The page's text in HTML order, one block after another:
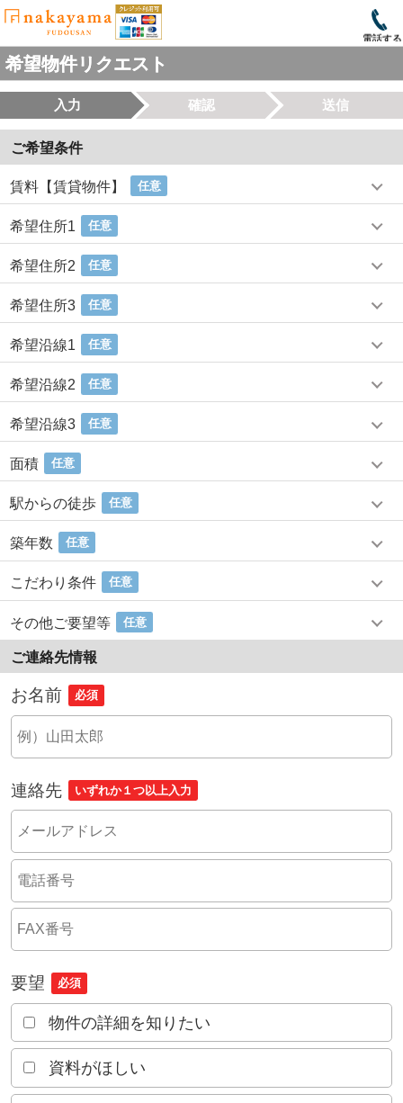
電話する
希望物件リクエスト
入力 確認 送信
ご希望条件
賃料【賃貸物件】 任意
希望住所1 任意
希望住所2 任意
希望住所3 任意
希望沿線1 任意
希望沿線2 任意
希望沿線3 任意
面積 任意
駅からの徒歩 任意
築年数 任意
こだわり条件 任意
その他ご要望等 任意
ご連絡先情報
お名前 必須
連絡先 いずれか１つ以上入力
要望 必須
物件の詳細を知りたい
資料がほしい